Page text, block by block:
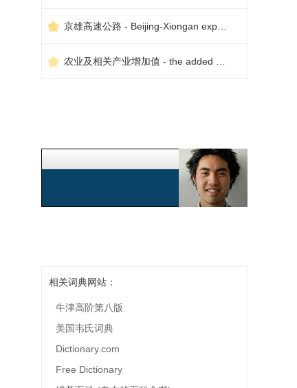
相关词典网站：
牛津高阶第八版
美国韦氏词典
Dictionary.com
Free Dictionary